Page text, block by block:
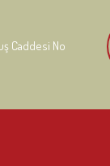
Caddesi No